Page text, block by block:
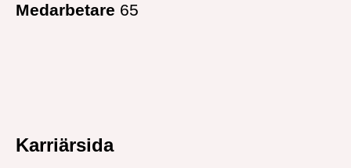
Medarbetare 65
Karriärsida